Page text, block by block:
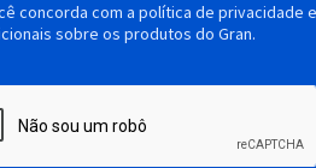
concorda com a política de privacidade
sobre os produtos do Gran.